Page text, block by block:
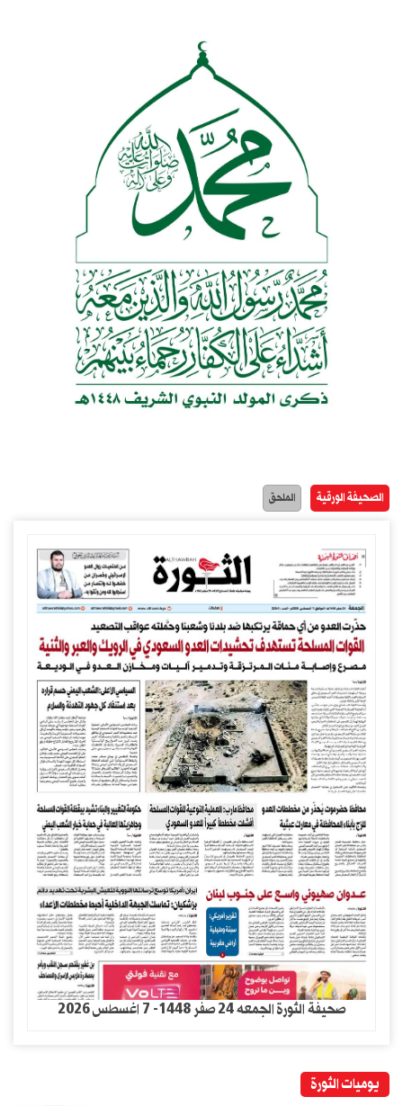
الصحيفة الورقية الملحق
صحيفة الثورة الجمعه 24 صفر 1448- 7 اغسطس 2026
يوميات الثورة